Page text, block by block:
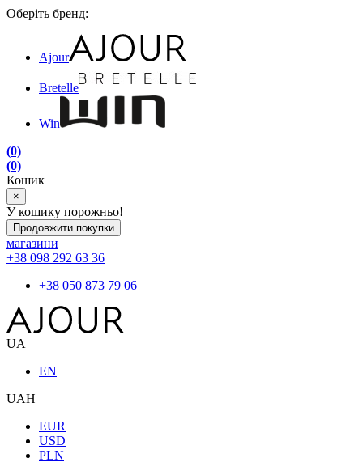
Оберіть бренд:
Ajour
Bretelle
Win
(0)
(0)
Кошик
×
У кошику порожньо!
Продовжити покупки
магазини
+38 098 292 63 36
+38 050 873 79 06
UA
EN
UAH
EUR
USD
PLN